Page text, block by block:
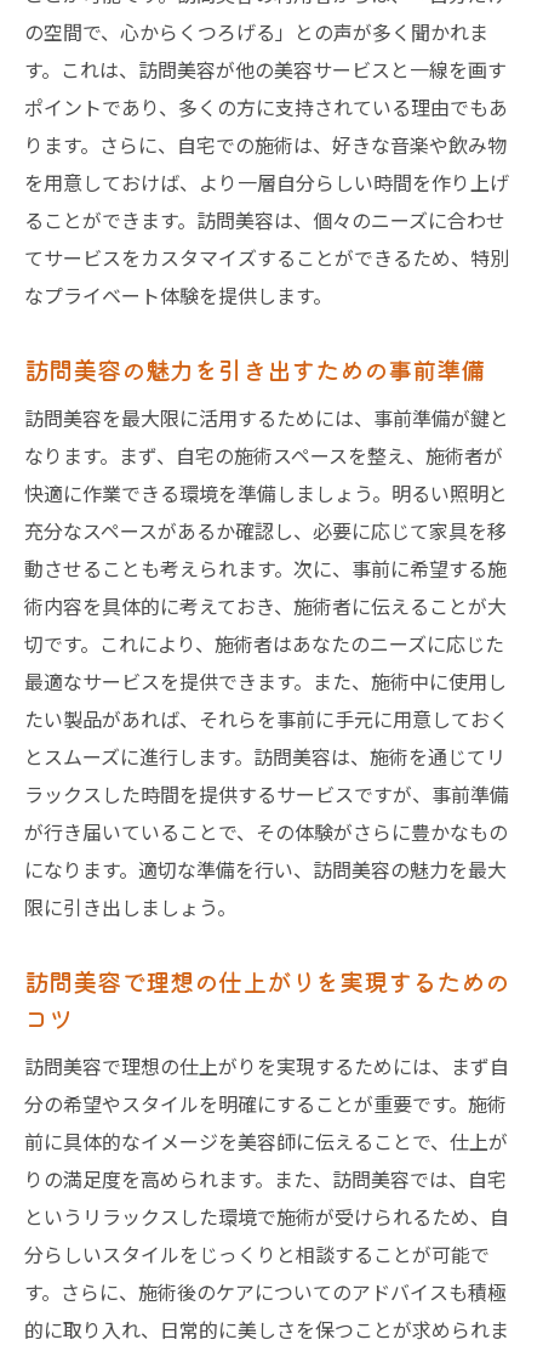
の空間で、心からくつろげる」との声が多く聞かれま
す。これは、訪問美容が他の美容サービスと一線を画す
ポイントであり、多くの方に支持されている理由でもあ
ります。さらに、自宅での施術は、好きな音楽や飲み物
を用意しておけば、より一層自分らしい時間を作り上げ
ることができます。訪問美容は、個々のニーズに合わせ
てサービスをカスタマイズすることができるため、特別
なプライベート体験を提供します。
訪問美容の魅力を引き出すための事前準備
訪問美容を最大限に活用するためには、事前準備が鍵と
なります。まず、自宅の施術スペースを整え、施術者が
快適に作業できる環境を準備しましょう。明るい照明と
充分なスペースがあるか確認し、必要に応じて家具を移
動させることも考えられます。次に、事前に希望する施
術内容を具体的に考えておき、施術者に伝えることが大
切です。これにより、施術者はあなたのニーズに応じた
最適なサービスを提供できます。また、施術中に使用し
たい製品があれば、それらを事前に手元に用意しておく
とスムーズに進行します。訪問美容は、施術を通じてリ
ラックスした時間を提供するサービスですが、事前準備
が行き届いていることで、その体験がさらに豊かなもの
になります。適切な準備を行い、訪問美容の魅力を最大
限に引き出しましょう。
訪問美容で理想の仕上がりを実現するための
コツ
訪問美容で理想の仕上がりを実現するためには、まず自
分の希望やスタイルを明確にすることが重要です。施術
前に具体的なイメージを美容師に伝えることで、仕上が
りの満足度を高められます。また、訪問美容では、自宅
というリラックスした環境で施術が受けられるため、自
分らしいスタイルをじっくりと相談することが可能で
す。さらに、施術後のケアについてのアドバイスも積極
的に取り入れ、日常的に美しさを保つことが求められま